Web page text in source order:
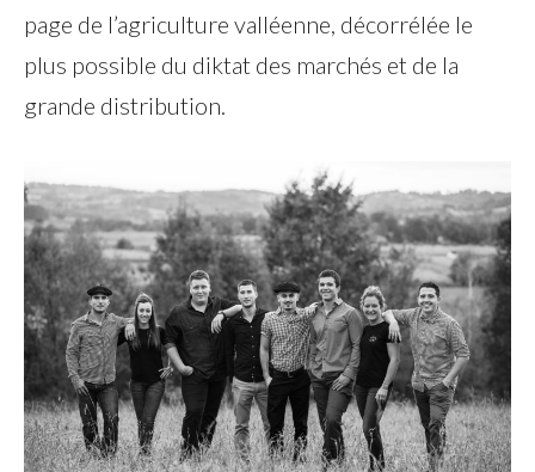
page de l’agriculture valléenne, décorrélée le
plus possible du diktat des marchés et de la
grande distribution.